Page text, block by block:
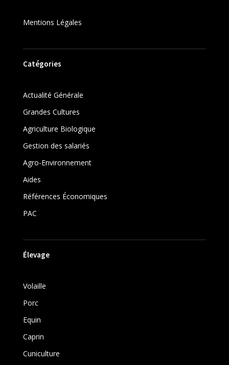
Mentions Légales
Catégories
Actualité Générale
Grandes Cultures
Agriculture Biologique
Gestion des salariés
Agro-Environnement
Aides
Références Économiques
PAC
Élevage
Volaille
Porc
Equin
Caprin
Cuniculture